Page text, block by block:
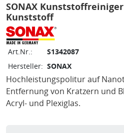
SONAX
Kunststoff
Art.Nr.:
S1342087
Hersteller: SONAX
Hochleistungspolitur auf
Entfernung von Kratzern und
Acryl- und Plexiglas.